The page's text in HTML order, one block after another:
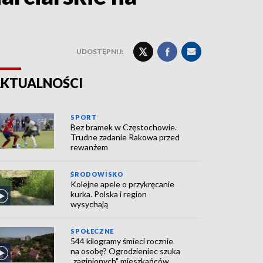
UDOSTĘPNIJ:
SPORT
Bez bramek w Częstochowie.
Trudne zadanie Rakowa przed
rewanżem
ŚRODOWISKO
Kolejne apele o przykręcanie
kurka. Polska i region
wysychają
SPOŁECZNE
544 kilogramy śmieci rocznie
na osobę? Ogrodzieniec szuka
„zaginionych" mieszkańców